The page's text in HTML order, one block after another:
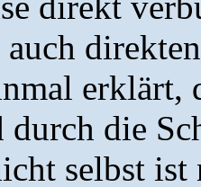
erklärt,
die
selbst